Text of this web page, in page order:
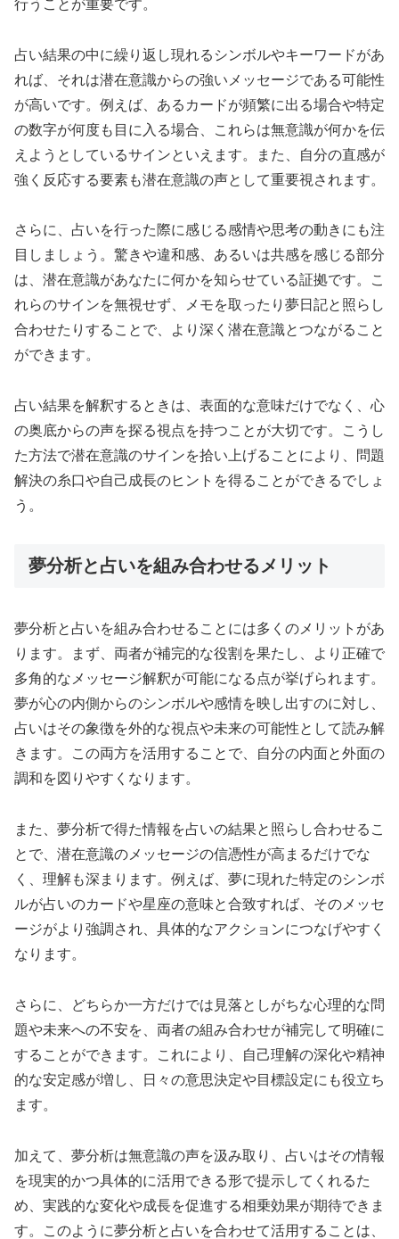
行うことが重要です。
占い結果の中に繰り返し現れるシンボルやキーワードがあ
れば、それは潜在意識からの強いメッセージである可能性
が高いです。例えば、あるカードが頻繁に出る場合や特定
の数字が何度も目に入る場合、これらは無意識が何かを伝
えようとしているサインといえます。また、自分の直感が
強く反応する要素も潜在意識の声として重要視されます。
さらに、占いを行った際に感じる感情や思考の動きにも注
目しましょう。驚きや違和感、あるいは共感を感じる部分
は、潜在意識があなたに何かを知らせている証拠です。こ
れらのサインを無視せず、メモを取ったり夢日記と照らし
合わせたりすることで、より深く潜在意識とつながること
ができます。
占い結果を解釈するときは、表面的な意味だけでなく、心
の奥底からの声を探る視点を持つことが大切です。こうし
た方法で潜在意識のサインを拾い上げることにより、問題
解決の糸口や自己成長のヒントを得ることができるでしょ
う。
夢分析と占いを組み合わせるメリット
夢分析と占いを組み合わせることには多くのメリットがあ
ります。まず、両者が補完的な役割を果たし、より正確で
多角的なメッセージ解釈が可能になる点が挙げられます。
夢が心の内側からのシンボルや感情を映し出すのに対し、
占いはその象徴を外的な視点や未来の可能性として読み解
きます。この両方を活用することで、自分の内面と外面の
調和を図りやすくなります。
また、夢分析で得た情報を占いの結果と照らし合わせるこ
とで、潜在意識のメッセージの信憑性が高まるだけでな
く、理解も深まります。例えば、夢に現れた特定のシンボ
ルが占いのカードや星座の意味と合致すれば、そのメッセ
ージがより強調され、具体的なアクションにつなげやすく
なります。
さらに、どちらか一方だけでは見落としがちな心理的な問
題や未来への不安を、両者の組み合わせが補完して明確に
することができます。これにより、自己理解の深化や精神
的な安定感が増し、日々の意思決定や目標設定にも役立ち
ます。
加えて、夢分析は無意識の声を汲み取り、占いはその情報
を現実的かつ具体的に活用できる形で提示してくれるた
め、実践的な変化や成長を促進する相乗効果が期待できま
す。このように夢分析と占いを合わせて活用することは、